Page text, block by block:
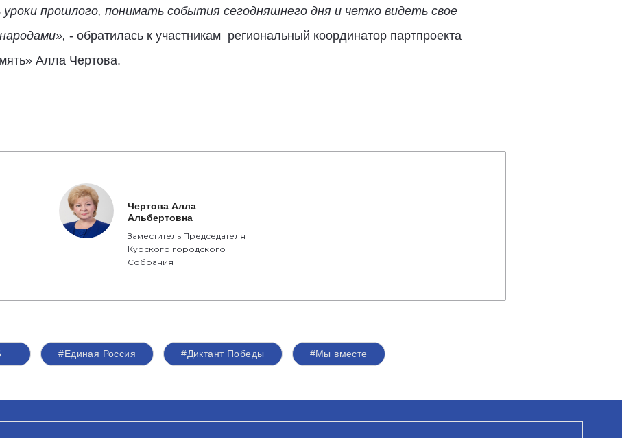
уроки прошлого, понимать события сегодняшнего дня и четко видеть свое
- обратилась к участникам региональный координатор партпроекта
Алла Чертова.
Чертова Алла
Альбертовна
Заместитель Председателя
Курского городского
Собрания
#Единая Россия #Диктант Победы #Мы вместе